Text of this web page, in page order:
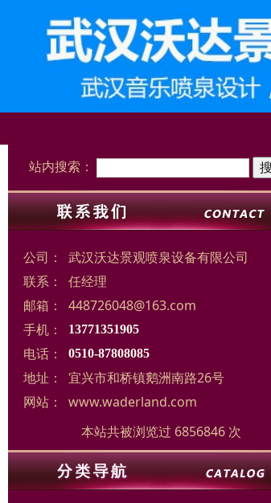
站内搜索：
公司：
武汉沃达景观喷泉设备有限公司
联系：
任经理
邮箱：
448726048@163.com
手机：
13771351905
电话： 0510-87808085
地址：
宜兴市和桥镇鹅洲南路26号
网站：
www.waderland.com
本站共被浏览过 6856846 次